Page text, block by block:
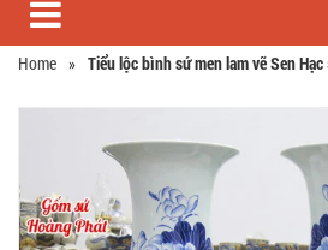
Home » Tiểu lộc bình sứ men lam vẽ Sen